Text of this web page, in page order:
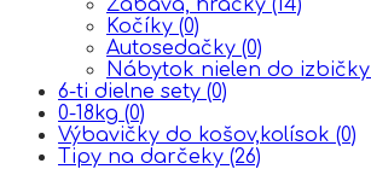
Zábava, hračky (14)
Kočíky (0)
Autosedačky (0)
Nábytok nielen do izbičky
6-ti dielne sety (0)
0-18kg (0)
Výbavičky do košov,kolísok (0)
Tipy na darčeky (26)